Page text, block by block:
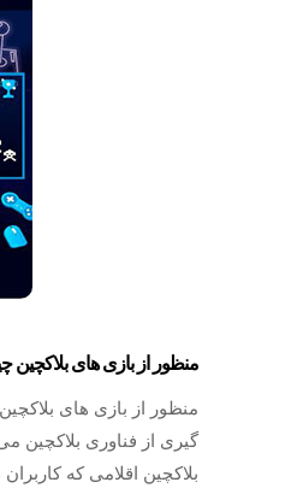
منظور از بازی های
منظور از بازی های
گیری از فناوری بلاکچین
بلاکچین اقلامی که